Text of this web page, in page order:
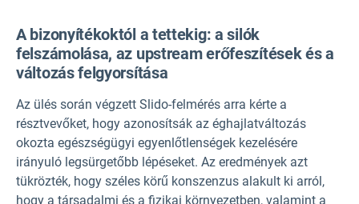
A bizonyítékoktól a tettekig: a silók
felszámolása, az upstream erőfeszítések és a
változás felgyorsítása
Az ülés során végzett Slido-felmérés arra kérte a
résztvevőket, hogy azonosítsák az éghajlatváltozás
okozta egészségügyi egyenlőtlenségek kezelésére
irányuló legsürgetőbb lépéseket. Az eredmények azt
tükrözték, hogy széles körű konszenzus alakult ki arról,
hogy a társadalmi és a fizikai környezetben, valamint a